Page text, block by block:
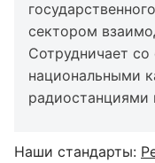
сектором
Сотрудничает
национальными
Наши стандарты: